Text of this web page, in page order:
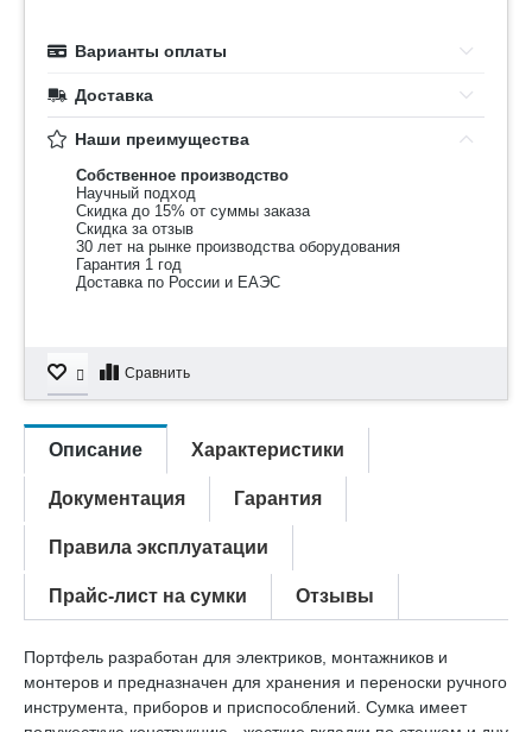
Варианты оплаты
Доставка
Наши преимущества
Собственное производство
Научный подход
Скидка до 15% от суммы заказа
Скидка за отзыв
30 лет на рынке производства оборудования
Гарантия 1 год
Доставка по России и ЕАЭС
Сравнить
Описание Характеристики
Документация Гарантия
Правила эксплуатации
Прайс-лист на сумки Отзывы
Портфель разработан для электриков, монтажников и
монтеров и предназначен для хранения и переноски ручного
инструмента, приборов и приспособлений. Сумка имеет